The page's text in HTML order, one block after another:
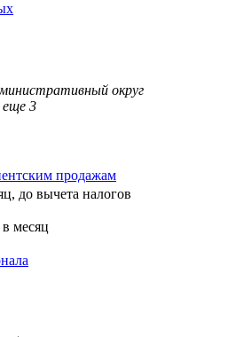
округ
еще 3
продажам
до вычета налогов
месяц